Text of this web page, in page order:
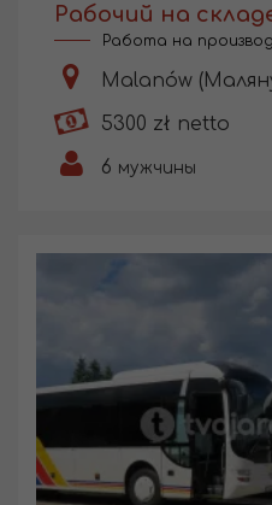
Рабочий на
Работа на
Malanów
5300 zł netto
6 мужчины